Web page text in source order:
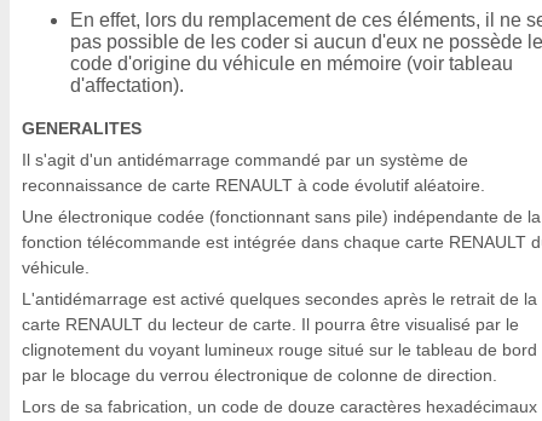
En effet, lors du remplacement de ces éléments, il ne
pas possible de les coder si aucun d'eux ne possède le
code d'origine du véhicule en mémoire (voir tableau
d'affectation).
GENERALITES
Il s'agit d'un antidémarrage commandé par un système de
reconnaissance de carte RENAULT à code évolutif aléatoire.
Une électronique codée (fonctionnant sans pile) indépendante de la
fonction télécommande est intégrée dans chaque carte RENAULT
véhicule.
L'antidémarrage est activé quelques secondes après le retrait de la
carte RENAULT du lecteur de carte. Il pourra être visualisé par le
clignotement du voyant lumineux rouge situé sur le tableau de bord
par le blocage du verrou électronique de colonne de direction.
Lors de sa fabrication, un code de douze caractères hexadécimaux